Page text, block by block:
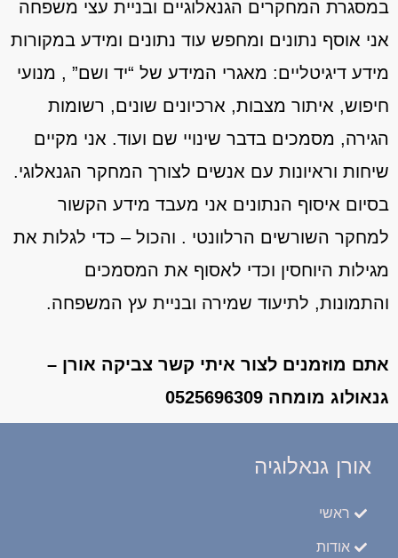
במסגרת המחקרים הגנאלוגיים ובניית עצי משפחה
אני אוסף נתונים ומחפש עוד נתונים ומידע במקורות
מידע דיגיטליים: מאגרי המידע של “יד ושם” , מנועי
חיפוש, איתור מצבות, ארכיונים שונים, רשומות
הגירה, מסמכים בדבר שינויי שם ועוד. אני מקיים
שיחות וראיונות עם אנשים לצורך המחקר הגנאלוגי.
בסיום איסוף הנתונים אני מעבד מידע הקשור
למחקר השורשים הרלוונטי . והכול – כדי לגלות את
מגילות היוחסין וכדי לאסוף את המסמכים
והתמונות, לתיעוד שמירה ובניית עץ המשפחה.
אתם מוזמנים לצור איתי קשר צביקה אורן –
גנאולוג מומחה 0525696309
אורן גנאלוגיה
ראשי
אודות